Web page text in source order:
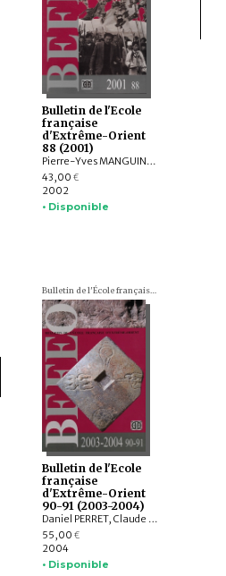
Bulletin de l'Ecole
française
d'Extrême-Orient
88 (2001)
Pierre-Yves MANGUIN, Jean DELOCHE, Claude JACQUES, Bruno BRUGUIER, Olivier de BERNON, Pierre PICHARD, Marianne BUJARD, Jean-François GUERMONPREZ, Roderich PTAK, Bérénice BELLINA, NGUYỄN THẾ ANH, THAI Van Kiêm, Yves GOUDINEAU, Ralph KAUZ, Pascale HAAG-BERNÈDE, K. VENUGOPALAN, Charlotte VON VERSCHUER, Ian C. GLOVER, Florence YVON-TRẦN, Gérard DIFFLOTH, Jean PACQUEMENT, WAKITA Haruko, DONG Xiaoping
43,00 €
2002
• Disponible
Bulletin de l'École française d'Extrême-Orient (BEFEO)
Bulletin de l'Ecole
française
d'Extrême-Orient
90-91 (2003-2004)
Daniel PERRET, Claude GUILLOT, Ludvik KALUS, Eva WILDEN, Philippe PAPIN, Claudine SALMON , Fabienne JAGOU, Charlotte SCHMID, François LACHAUD, Dominic GOODALL, Alexis SANDERSON, Pascal ROYERE, Michel LORRILLARD, Alain ARRAULT, Gerdi GERSCHHEIMER, Peter SKILLING, France BHATTACHARYA, Michael VICKERY, Machi SUHADI, Richadiana KARTAKUSUMA
55,00 €
2004
• Disponible